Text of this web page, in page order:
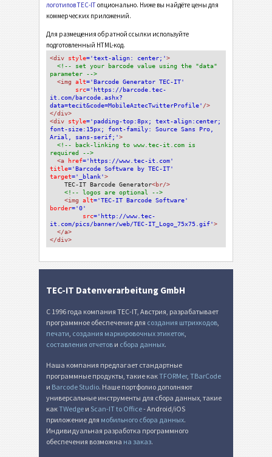
логотипов TEC-ITопционально. Ниже вы найдёте цены для
коммерческих приложений.
Для размещения обратной ссылки используйте
подготовленный HTML-код.
<div style='text-align: center;'>
<!-- set your barcode value using the "data"
parameter -->
<img alt='Barcode Generator TEC-IT'
src='https://barcode.tec-
it.com/barcode.ashx?
data=tecit&code=MobileAztecTwitterProfile' />
</div>
<div style='padding-top:8px; text-align:center;
font-size:15px; font-family: Source Sans Pro,
Arial, sans-serif;'>
<!-- back-linking to www.tec-it.com is
required -->
<a href='https://www.tec-it.com'
title='Barcode Software by TEC-IT'
target='_blank'>
TEC-IT Barcode Generator<br/>
<!-- logos are optional -->
<img alt='TEC-IT Barcode Software'
border='0'
src='http://www.tec-
it.com/pics/banner/web/TEC-IT_Logo_75x75.gif'>
</a>
</div>
TEC-IT Datenverarbeitung GmbH
С 1996 года компания TEC-IT, Австрия, разрабатывает
программное обеспечение для создания штрихкодов,
печати, создания маркировочных этикеток,
составления отчетов и сбора данных.
Наша компания предлагает стандартные
программные продукты, такие какTFORMer, TBarCode
и Barcode Studio. Наше портфолио дополняют
универсальные инструменты для сбора данных, такие
какTWedge и Scan-IT to Office- Android/iOS
приложение для мобильного сбора данных.
Индивидуальная разработка программного
обеспечения возможна на заказ.